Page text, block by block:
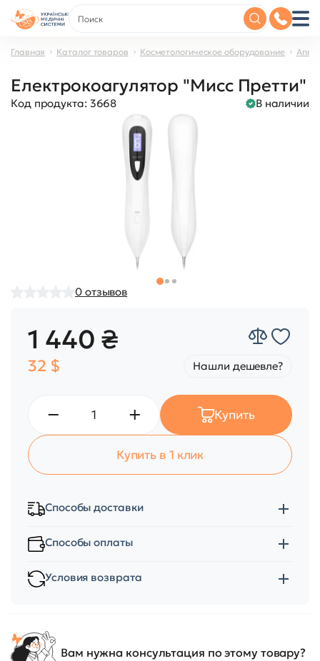
Главная Каталог товаров Косметологическое оборудование
Електрокоагулятор "Мисс Претти"
Код продукта: 3668 В наличии
0 отзывов
1 440 ₴
32 $ Нашли дешевле?
Купить
Купить в 1 клик
Способы доставки
Способы оплаты
Условия возврата
Вам нужна консультация по этому товару?